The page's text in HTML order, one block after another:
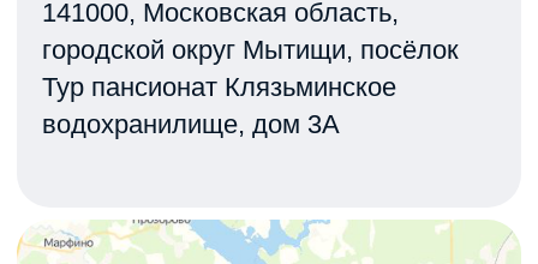
в ресторане «Домино» с видом на гольф-поле